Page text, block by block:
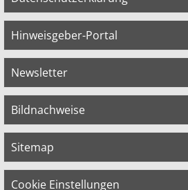
Hinweisgeber-Portal
Newsletter
Bildnachweise
Sitemap
Cookie Einstellungen